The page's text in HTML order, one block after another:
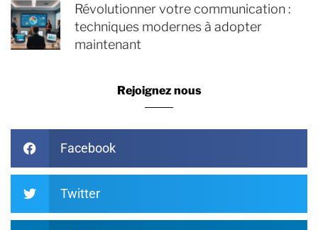
Révolutionner votre communication :
techniques modernes à adopter
maintenant
Rejoignez nous
Facebook
Twitter